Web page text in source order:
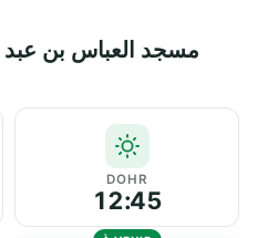
DOHR
12:45